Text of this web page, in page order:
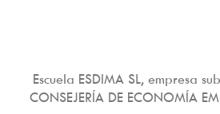
Escuela ESDIMA SL, empresa
CONSEJERÍA DE ECONOMÍA